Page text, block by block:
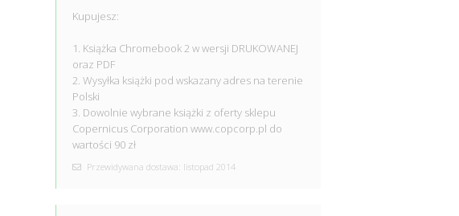
Kupujesz:
1. Książka Chromebook 2 w wersji DRUKOWANEJ
oraz PDF
2. Wysyłka książki pod wskazany adres na terenie
Polski
3. Dowolnie wybrane książki z oferty sklepu
Copernicus Corporation www.copcorp.pl do
wartości 90 zł
Przewidywana dostawa: listopad 2014